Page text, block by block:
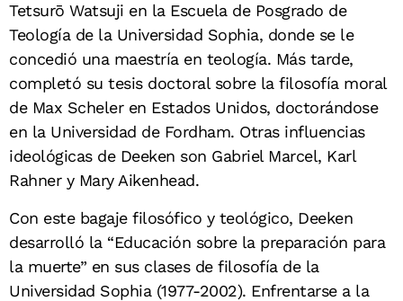
Tetsurō Watsuji en la Escuela de Posgrado de
Teología de la Universidad Sophia, donde se le
concedió una maestría en teología. Más tarde,
completó su tesis doctoral sobre la filosofía moral
de Max Scheler en Estados Unidos, doctorándose
en la Universidad de Fordham. Otras influencias
ideológicas de Deeken son Gabriel Marcel, Karl
Rahner y Mary Aikenhead.
Con este bagaje filosófico y teológico, Deeken
desarrolló la “Educación sobre la preparación para
la muerte” en sus clases de filosofía de la
Universidad Sophia (1977-2002). Enfrentarse a la